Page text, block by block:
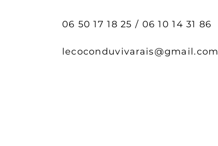
06 50 17 18 25 / 06 10 14 31 86
lecoconduvivarais@gmail.com